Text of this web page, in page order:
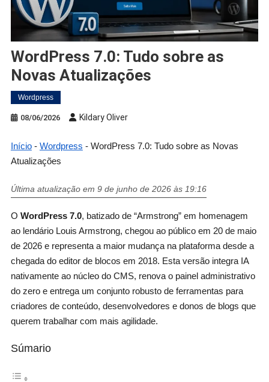
WordPress 7.0: Tudo sobre as
Novas Atualizações
Wordpress
08/06/2026 Kildary Oliver
Início- Wordpress - WordPress 7.0: Tudo sobre as Novas
Atualizações
Última atualização em 9 de junho de 2026 às 19:16
O WordPress 7.0, batizado de “Armstrong” em homenagem
ao lendário Louis Armstrong, chegou ao público em 20 de maio
de 2026 e representa a maior mudança na plataforma desde a
chegada do editor de blocos em 2018. Esta versão integra IA
nativamente ao núcleo do CMS, renova o painel administrativo
do zero e entrega um conjunto robusto de ferramentas para
criadores de conteúdo, desenvolvedores e donos de blogs que
querem trabalhar com mais agilidade.
Súmario